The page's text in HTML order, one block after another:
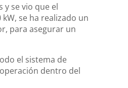
y se vio que el
se ha realizado un
para asegurar un
el sistema de
dentro del